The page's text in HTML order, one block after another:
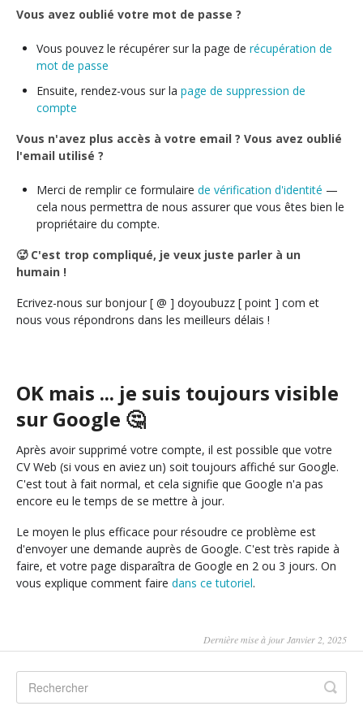
Vous avez oublié votre mot de passe ?
Vous pouvez le récupérer sur la page de récupération de
mot de passe
Ensuite, rendez-vous sur la page de suppression de
compte
Vous n'avez plus accès à votre email ? Vous avez oublié
l'email utilisé ?
Merci de remplir ce formulaire de vérification d'identité —
cela nous permettra de nous assurer que vous êtes bien le
propriétaire du compte.
🥵 C'est trop compliqué, je veux juste parler à un
humain !
Ecrivez-nous sur bonjour [ @ ] doyoubuzz [ point ] com et
nous vous répondrons dans les meilleurs délais !
OK mais ... je suis toujours visible
sur Google 🤔
Après avoir supprimé votre compte, il est possible que votre
CV Web (si vous en aviez un) soit toujours affiché sur Google.
C'est tout à fait normal, et cela signifie que Google n'a pas
encore eu le temps de se mettre à jour.
Le moyen le plus efficace pour résoudre ce problème est
d'envoyer une demande auprès de Google. C'est très rapide à
faire, et votre page disparaîtra de Google en 2 ou 3 jours. On
vous explique comment faire dans ce tutoriel.
Dernière mise à jour Janvier 2, 2025